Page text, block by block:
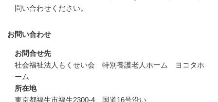
問い合わせください。
お問い合わせ
お問合せ先
社会福祉法人もくせい会　特別養護老人ホーム　ヨコタホ
ーム
所在地
東京都福生市福生2300-4 国道16号沿い